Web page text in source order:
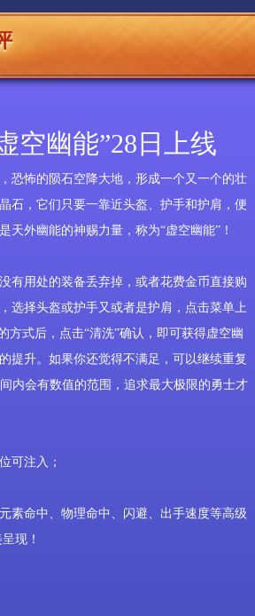
空幽能”28日上线
恐怖的陨石空降大地，形成一个又一个的壮
石，它们只要一靠近头盔、护手和护肩，便
外幽能的神赐力量，称为“虚空幽能”！
有用处的装备丢弃掉，或者花费金币直接购
选择头盔或护手又或者是护肩，点击菜单上
方式后，点击“清洗”确认，即可获得虚空幽
提升。如果你还觉得不满足，可以继续重复
内会有数值的范围，追求最大极限的勇士才
可注入；
素命中、物理命中、闪避、出手速度等高级
现！